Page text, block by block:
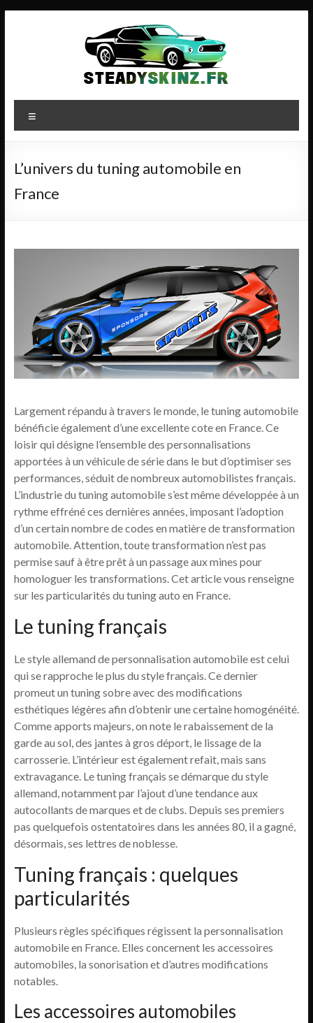
steadyskinz.fr
L’univers du tuning automobile en
France
Largement répandu à travers le monde, le tuning automobile
bénéficie également d’une excellente cote en France. Ce
loisir qui désigne l’ensemble des personnalisations
apportées à un véhicule de série dans le but d’optimiser ses
performances, séduit de nombreux automobilistes français.
L’industrie du tuning automobile s’est même développée à un
rythme effréné ces dernières années, imposant l’adoption
d’un certain nombre de codes en matière de transformation
automobile. Attention, toute transformation n’est pas
permise sauf à être prêt à un passage aux mines pour
homologuer les transformations. Cet article vous renseigne
sur les particularités du tuning auto en France.
Le tuning français
Le style allemand de personnalisation automobile est celui
qui se rapproche le plus du style français. Ce dernier
promeut un tuning sobre avec des modifications
esthétiques légères afin d’obtenir une certaine homogénéité.
Comme apports majeurs, on note le rabaissement de la
garde au sol, des jantes à gros déport, le lissage de la
carrosserie. L’intérieur est également refait, mais sans
extravagance. Le tuning français se démarque du style
allemand, notamment par l’ajout d’une tendance aux
autocollants de marques et de clubs. Depuis ses premiers
pas quelquefois ostentatoires dans les années 80, il a gagné,
désormais, ses lettres de noblesse.
Tuning français : quelques
particularités
Plusieurs règles spécifiques régissent la personnalisation
automobile en France. Elles concernent les accessoires
automobiles, la sonorisation et d’autres modifications
notables.
Les accessoires automobiles